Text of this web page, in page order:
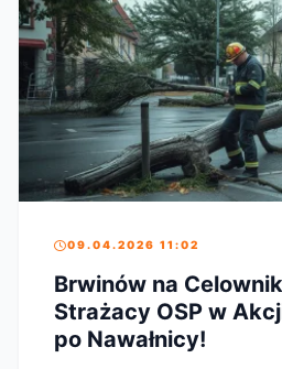
09.04.2026 11:02
Brwinów na
Strażacy OSP w
po Nawałnicy!